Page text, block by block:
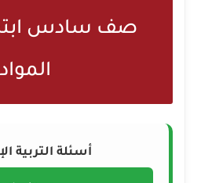
صف سادس
المواد
أسئلة التربية